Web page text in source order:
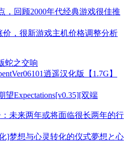
，回顾2000年代经典游戏很佳推
价，很新游戏主机价格调整分析
蛇之交响
逍遥汉化版【1.7G】
望Expectations[v0.35][双端
未来两年或将面临很长两年的行
]梦想与心灵转化的仪式夢想と心